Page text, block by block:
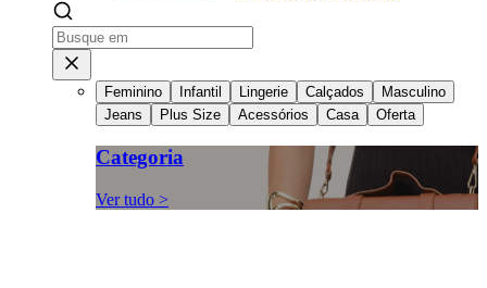
Feminino Infantil Lingerie Calçados
Masculino
Jeans
Plus Size Acessórios Casa Oferta
Categoria
Ver tudo >